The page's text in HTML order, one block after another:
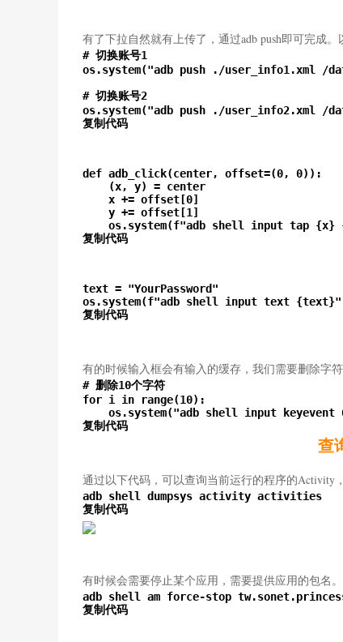
有了下拉自然就有上传了，通过adb push即可完成
# 切换账号1
os.system("adb push ./user_info1.xml /
# 切换账号2
os.system("adb push ./user_info2.xml /
复制代码
def adb_click(center, offset=(0, 0)):
    (x, y) = center
    x += offset[0]
    y += offset[1]
os.system(f"adb shell input tap {x}
复制代码
text = "YourPassword"
os.system(f"adb shell input text
复制代码
有的时候输入框会有输入的缓存，我们需要删除字符
# 删除10个字符
for i in range(10):
os.system("adb shell input keyevent
复制代码
查
通过以下代码，可以查询当前运行的程序的Activity
adb shell dumpsys activity activities
复制代码
有时候会需要停止某个应用，需要提供应用的包名。
adb shell am force-stop
复制代码